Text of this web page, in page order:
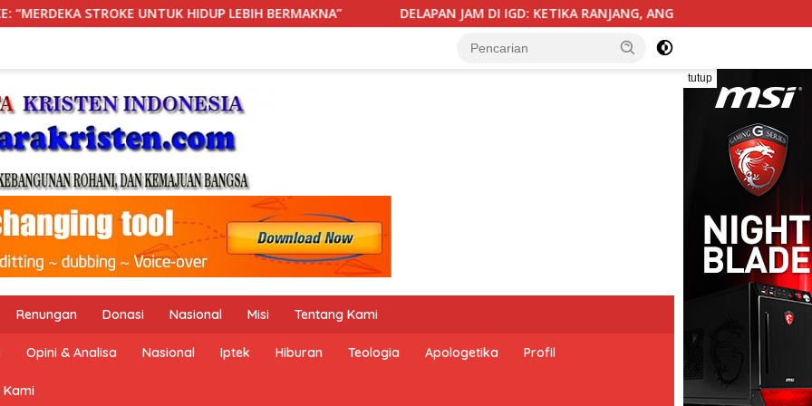
LEBIH BERMAKNA” DELAPAN JAM DI IGD: KETIKA RANJANG, ANGGARAN, BIROKRASI, DAN EMPATI SAMA-SAMA MENIPIS
tutup
Renungan Donasi Nasional Misi Tentang Kami
Opini & Analisa Nasional Iptek Hiburan Teologia Apologetika Profil
Kami